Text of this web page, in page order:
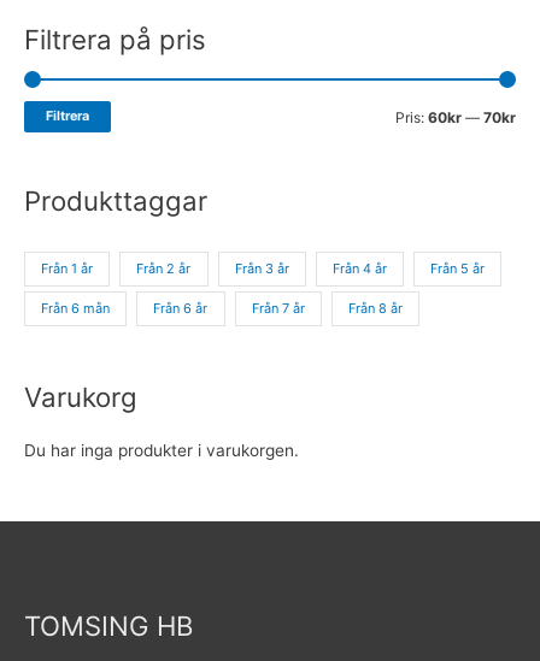
Filtrera på pris
Filtrera Pris: 60kr — 70kr
Produkttaggar
Från 1 år Från 2 år Från 3 år Från 4 år Från 5 år
Från 6 mån Från 6 år Från 7 år Från 8 år
Varukorg
Du har inga produkter i varukorgen.
TOMSING HB